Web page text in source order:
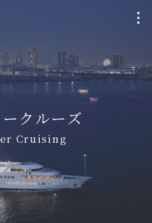
ジングプラン
・チャーター
ェディング
Wedding
クルーズ
Cruising